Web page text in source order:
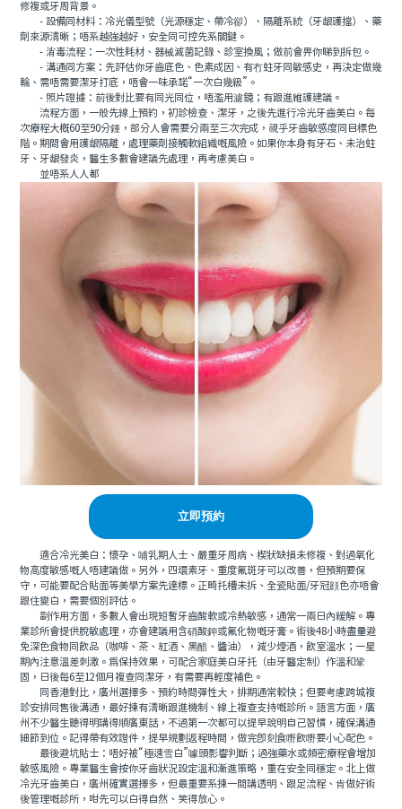
修複或牙周背景。
- 設備同材料：冷光儀型號（光源穩定、帶冷卻）、隔離系統（牙龈護擋）、藥
劑來源清晰；唔系越強越好，安全同可控先系關鍵。
- 消毒流程：一次性耗材、器械滅菌記錄、診室換風；做前會畀你睇到拆包。
- 溝通同方案：先評估你牙齒底色、色素成因、有冇蛀牙同敏感史，再決定做幾
輪、需唔需要潔牙打底，唔會一味承諾“一次白幾級”。
- 照片證據：前後對比要有同光同位，唔濫用濾鏡；有跟進維護建議。
流程方面，一般先線上預約，初診檢查、潔牙，之後先進行冷光牙齒美白。每
次療程大概60至90分鍾，部分人會需要分兩至三次完成，視乎牙齒敏感度同目標色
階。期間會用護龈隔離，處理藥劑接觸軟組織嘅風險。如果你本身有牙石、未治蛀
牙、牙龈發炎，醫生多數會建議先處理，再考慮美白。
並唔系人人都
立即預約
適合冷光美白：懷孕、哺乳期人士、嚴重牙周病、楔狀缺損未修複、對過氧化
物高度敏感嘅人唔建議做。另外，四環素牙、重度氟斑牙可以改善，但預期要保
守，可能要配合貼面等美學方案先達標。正畸托槽未拆、全瓷貼面/牙冠顔色亦唔會
跟住變白，需要個別評估。
副作用方面，多數人會出現短暫牙齒酸軟或冷熱敏感，通常一兩日內緩解。專
業診所會提供脫敏處理，亦會建議用含硝酸鉀或氟化物嘅牙膏。術後48小時盡量避
免深色食物同飲品（咖啡、茶、紅酒、黑醋、醬油），減少煙酒，飲室溫水；一星
期內注意溫差刺激。爲保持效果，可配合家庭美白牙托（由牙醫定制）作溫和鞏
固，日後每6至12個月複查同潔牙，有需要再輕度補色。
同香港對比，廣州選擇多、預約時間彈性大，排期通常較快；但要考慮跨城複
診安排同售後溝通，最好揀有清晰跟進機制、線上複查支持嘅診所。語言方面，廣
州不少醫生聽得明講得順廣東話，不過第一次都可以提早說明自己習慣，確保溝通
細節到位。記得帶有效證件，提早規劃返程時間，做完即刻食嘢飲嘢要小心配色。
最後避坑貼士：唔好被“極速雪白”噱頭影響判斷；過強藥水或頻密療程會增加
敏感風險。專業醫生會按你牙齒狀況設定溫和漸進策略，重在安全同穩定。北上做
冷光牙齒美白，廣州確實選擇多，但最重要系揀一間講透明、跟足流程、肯做好術
後管理嘅診所，咁先可以白得自然、笑得放心。